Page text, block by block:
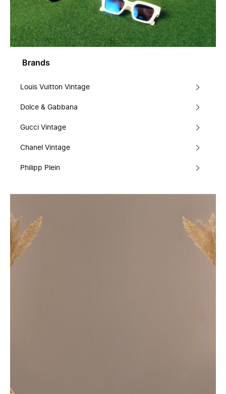
Brands
Louis Vuitton Vintage
Dolce & Gabbana
Gucci Vintage
Chanel Vintage
Philipp Plein